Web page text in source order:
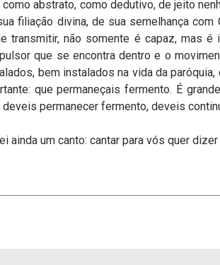
abstrato, como dedutivo, de jeito
filiação divina, de sua semelhança
transmitir, não somente é capaz, mas
que se encontra dentro e o
bem instalados na vida da
que permaneçais fermento. É
deveis permanecer fermento, deveis
ainda um canto: cantar para vós quer